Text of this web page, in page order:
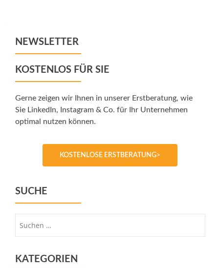
NEWSLETTER
KOSTENLOS FÜR SIE
Gerne zeigen wir Ihnen in unserer Erstberatung, wie
Sie LinkedIn, Instagram & Co. für Ihr Unternehmen
optimal nutzen können.
KOSTENLOSE ERSTBERATUNG>
SUCHE
KATEGORIEN